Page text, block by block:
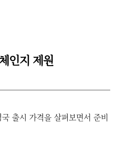
인지 제원
출시 가격을 살펴보면서 준비